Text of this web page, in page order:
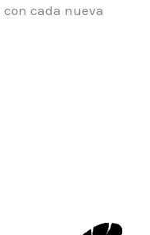
cada nueva